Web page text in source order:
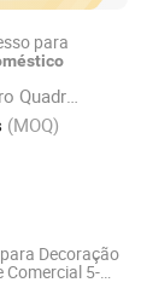
para
(MOQ)
Decoração
Comercial 5-